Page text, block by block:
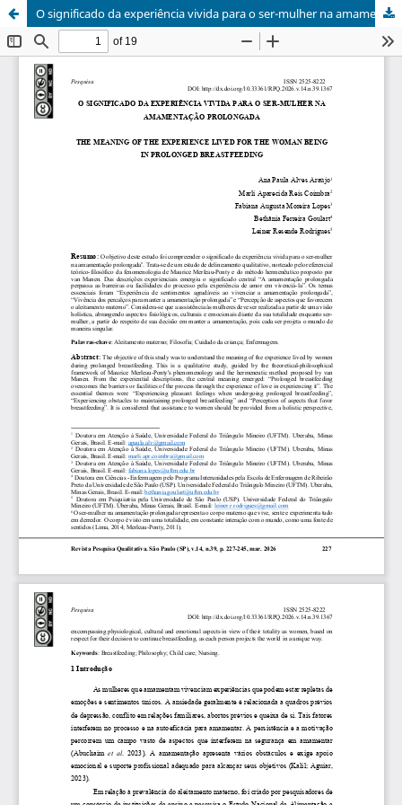
O significado da experiência vivida para o ser-mulher na amamentação prolongada